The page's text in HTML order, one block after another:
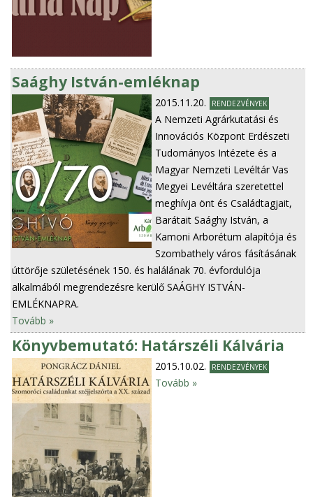
Saághy István-emléknap
2015.11.20. RENDEZVÉNYEK
A Nemzeti Agrárkutatási és
Innovációs Központ Erdészeti
Tudományos Intézete és a
Magyar Nemzeti Levéltár Vas
Megyei Levéltára szeretettel
meghívja önt és Családtagjait,
Barátait Saághy István, a
Kamoni Arborétum alapítója és
Szombathely város fásításának
úttörője születésének 150. és halálának 70. évfordulója
alkalmából megrendezésre kerülő SAÁGHY ISTVÁN-
EMLÉKNAPRA.
Tovább »
Könyvbemutató: Határszéli Kálvária
2015.10.02. RENDEZVÉNYEK
Tovább »